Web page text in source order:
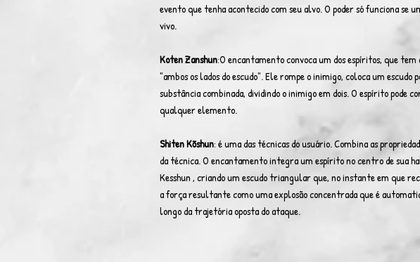
evento que tenha acontecido com seu alvo. O poder só funciona se
vivo.
Koten Zanshun:O encantamento convoca um dos espíritos, que tem
"ambos os lados do escudo". Ele rompe o inimigo, coloca um escudo
substância combinada, dividindo o inimigo em dois. O espírito pode
qualquer elemento.
Shiten Kōshun: é uma das técnicas do usuário. Combina as
da técnica. O encantamento integra um espírito no centro de sua
Kesshun , criando um escudo triangular que, no instante em que
a força resultante como uma explosão concentrada que é
longo da trajetória oposta do ataque.